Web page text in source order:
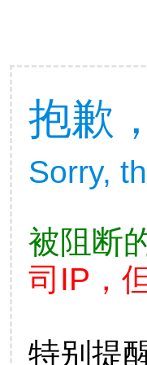
抱歉
Sorry,
被阻断
司IP，
特别提